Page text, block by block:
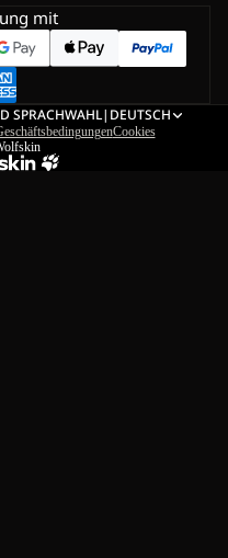
mit
SPRACHWAHL| DEUTSCH
Cookies